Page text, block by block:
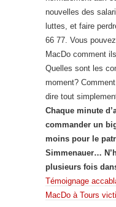
nouvelles des
luttes, et faire
66 77. Vous
MacDo comment
Quelles sont les
moment?
dire tout
Chaque minute
commander un
moins pour le
Simmenauer…
plusieurs fois
Témoignage
MacDo à Tours